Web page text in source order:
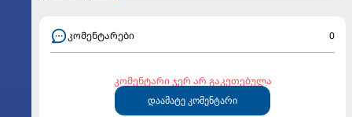
კომენტარები 0
კომენტარი ჯერ არ გაკეთებულა
დაამატე კომენტარი